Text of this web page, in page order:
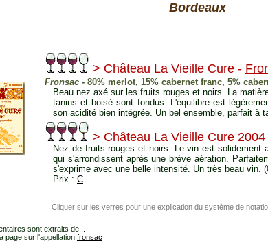
Bordeaux
> Château La Vieille Cure -
Fronsac - 80% merlot, 15% cabernet franc, 5%
Beau nez axé sur les fruits rouges et noirs. La
tanins et boisé sont fondus. L'équilibre est
son acidité bien intégrée. Un bel ensemble, parfait à
> Château La Vieille Cure 2004
Nez de fruits rouges et noirs. Le vin est solidement
qui s'arrondissent après une brève aération.
s'exprime avec une belle intensité. Un très beau vin.
Prix : C
Cliquer sur les verres pour une explication du système de
sont extraits de...
la page sur l'appellation fronsac